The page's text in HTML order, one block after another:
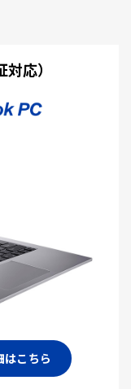
応）
こちら